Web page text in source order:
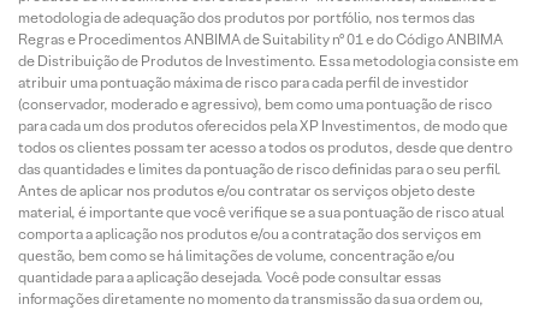
metodologia de adequação dos produtos por portfólio, nos termos das
Regras e Procedimentos ANBIMA de Suitability nº 01 e do Código ANBIMA
de Distribuição de Produtos de Investimento. Essa metodologia consiste em
atribuir uma pontuação máxima de risco para cada perfil de investidor
(conservador, moderado e agressivo), bem como uma pontuação de risco
para cada um dos produtos oferecidos pela XP Investimentos, de modo que
todos os clientes possam ter acesso a todos os produtos, desde que dentro
das quantidades e limites da pontuação de risco definidas para o seu perfil.
Antes de aplicar nos produtos e/ou contratar os serviços objeto deste
material, é importante que você verifique se a sua pontuação de risco atual
comporta a aplicação nos produtos e/ou a contratação dos serviços em
questão, bem como se há limitações de volume, concentração e/ou
quantidade para a aplicação desejada. Você pode consultar essas
informações diretamente no momento da transmissão da sua ordem ou,